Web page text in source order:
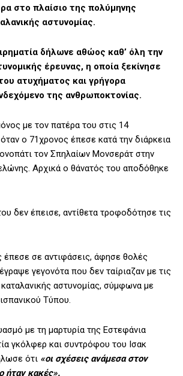
στο πλαίσιο της πολύμηνης
αστυνομίας.
δήλωνε αθώος καθ’ όλη την
έρευνας, η οποία ξεκίνησε
ατυχήματος και γρήγορα
της ανθρωποκτονίας.
με τον πατέρα του στις 14
ο 71χρονος έπεσε κατά την διάρκεια
τον Σπηλαίων Μονσεράτ στην
Αρχικά ο θάνατός του αποδόθηκε
δεν έπεισε, αντίθετα τροφοδότησε τις
έπεσε σε αντιφάσεις, άφησε θολές
γεγονότα που δεν ταίριαζαν με τις
αστυνομίας, σύμφωνα με
Τύπου.
με τη μαρτυρία της Εστεφάνια
γκόλφερ και συντρόφου του Ισακ
ότι «οι σχέσεις ανάμεσα στον
ήταν κακές».